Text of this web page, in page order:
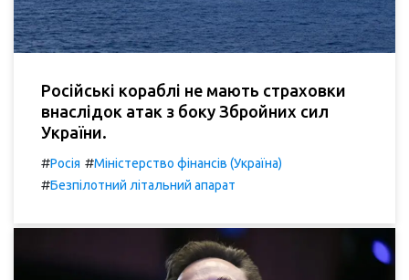
Російські кораблі не мають страховки
внаслідок атак з боку Збройних сил
України.
#Росія #Міністерство фінансів (Україна)
#Безпілотний літальний апарат